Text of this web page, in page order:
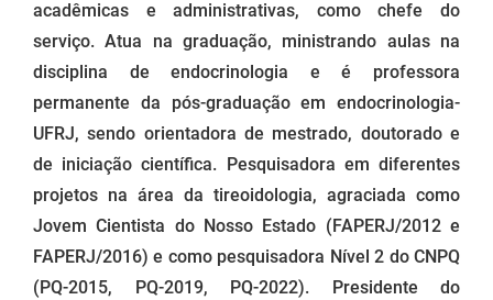
acadêmicas e administrativas, como chefe do
serviço. Atua na graduação, ministrando aulas na
disciplina de endocrinologia e é professora
permanente da pós-graduação em endocrinologia-
UFRJ, sendo orientadora de mestrado, doutorado e
de iniciação científica. Pesquisadora em diferentes
projetos na área da tireoidologia, agraciada como
Jovem Cientista do Nosso Estado (FAPERJ/2012 e
FAPERJ/2016) e como pesquisadora Nível 2 do CNPQ
(PQ-2015, PQ-2019, PQ-2022). Presidente do